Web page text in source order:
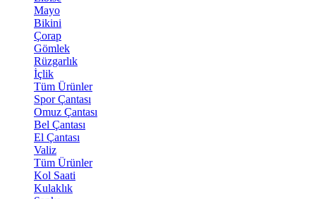
Mayo
Bikini
Çorap
Gömlek
Rüzgarlık
İçlik
Tüm Ürünler
Spor Çantası
Omuz Çantası
Bel Çantası
El Çantası
Valiz
Tüm Ürünler
Kol Saati
Kulaklık